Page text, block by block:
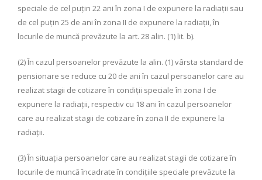
speciale de cel puţin 22 ani în zona I de expunere la radiaţii sau
de cel puţin 25 de ani în zona II de expunere la radiaţii, în
locurile de muncă prevăzute la art. 28 alin. (1) lit. b).
(2) În cazul persoanelor prevăzute la alin. (1) vârsta standard de
pensionare se reduce cu 20 de ani în cazul persoanelor care au
realizat stagii de cotizare în condiţii speciale în zona I de
expunere la radiaţii, respectiv cu 18 ani în cazul persoanelor
care au realizat stagii de cotizare în zona II de expunere la
radiaţii.
(3) În situaţia persoanelor care au realizat stagii de cotizare în
locurile de muncă încadrate în condiţiile speciale prevăzute la